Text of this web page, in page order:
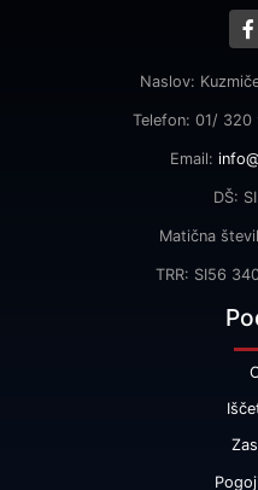
Naslov:
Telefon: 01/
Email:
DŠ:
Matična
TRR: SI56